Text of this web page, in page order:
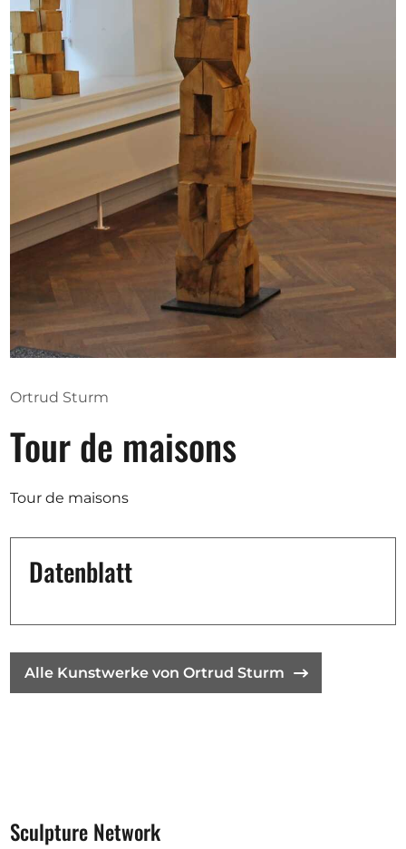
Ausschreibungen
Mitglied werden
Künstler:innen
Spenden
Partners
Kontakt
Ortrud Sturm
Tour de maisons
Tour de maisons
Datenblatt
Alle Kunstwerke von Ortrud Sturm
Sculpture Network